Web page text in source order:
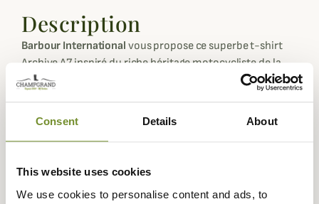
Consent Details About
This website uses cookies
We use cookies to personalise content and ads, to
Description
Barbour International vous propose ce superbe t-shirt
Archive A7 inspiré du riche héritage motocycliste de la
marque et de la célèbre veste A7.
Ce t-shirt est confectionné entièrement en jersey de
coton d'excellente qualité et doux, très agréable à porter
tout au long de la journée. Sa coupe est assez ajustée
Le t-shirt Vintage A7 dispose d'un imprimé mettant en
avant la veste A7 avec le logo Barbour International ainsi